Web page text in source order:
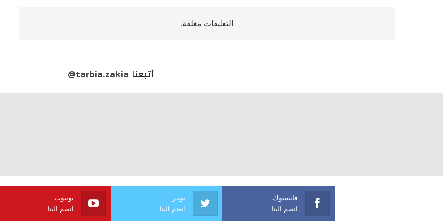
التعليقات مغلقة.
أتبعنا @tarbia.zakia
فايسبوك
انضم الينا
تويتر
انضم الينا
يوتيوب
انضم الينا